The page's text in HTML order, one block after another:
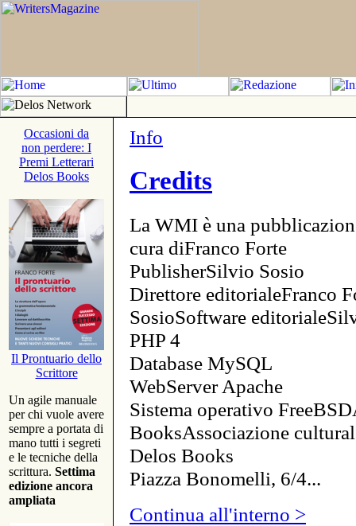
Occasioni da
non perdere: I
Premi Letterari
Delos Books
Il Prontuario dello
Scrittore
Un agile manuale
per chi vuole avere
sempre a portata di
mano tutti i segreti
e le tecniche della
scrittura. Settima
edizione ancora
ampliata
Info
Credits
La WMI è una
cura diFranco Forte
PublisherSilvio Sosio
Direttore editorialeFranco
SosioSoftware
PHP 4
Database MySQL
WebServer Apache
Sistema operativo
BooksAssociazione
Delos Books
Piazza Bonomelli, 6/4...
Continua all'interno >